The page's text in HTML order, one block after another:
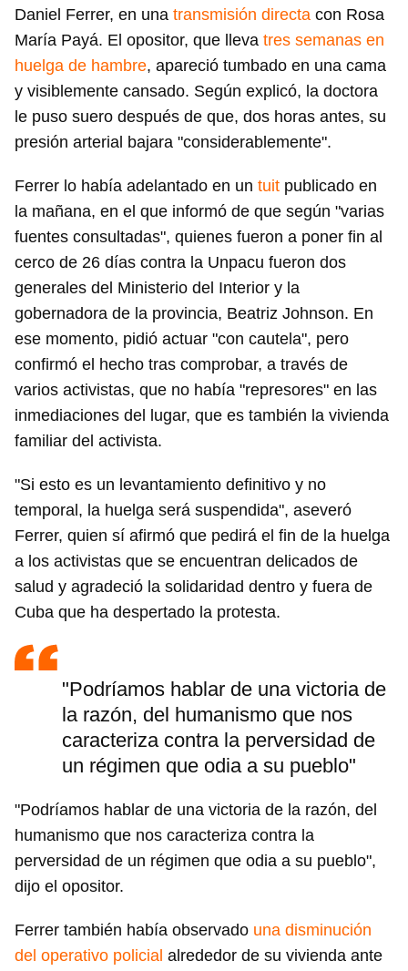
Daniel Ferrer, en una transmisión directa con Rosa
María Payá. El opositor, que lleva tres semanas en
huelga de hambre, apareció tumbado en una cama
y visiblemente cansado. Según explicó, la doctora
le puso suero después de que, dos horas antes, su
presión arterial bajara "considerablemente".
Ferrer lo había adelantado en un tuit publicado en
la mañana, en el que informó de que según "varias
fuentes consultadas", quienes fueron a poner fin al
cerco de 26 días contra la Unpacu fueron dos
generales del Ministerio del Interior y la
gobernadora de la provincia, Beatriz Johnson. En
ese momento, pidió actuar "con cautela", pero
confirmó el hecho tras comprobar, a través de
varios activistas, que no había "represores" en las
inmediaciones del lugar, que es también la vivienda
familiar del activista.
"Si esto es un levantamiento definitivo y no
temporal, la huelga será suspendida", aseveró
Ferrer, quien sí afirmó que pedirá el fin de la huelga
a los activistas que se encuentran delicados de
salud y agradeció la solidaridad dentro y fuera de
Cuba que ha despertado la protesta.
"Podríamos hablar de una victoria de
la razón, del humanismo que nos
caracteriza contra la perversidad de
un régimen que odia a su pueblo"
"Podríamos hablar de una victoria de la razón, del
humanismo que nos caracteriza contra la
perversidad de un régimen que odia a su pueblo",
dijo el opositor.
Ferrer también había observado una disminución
del operativo policial alrededor de su vivienda ante